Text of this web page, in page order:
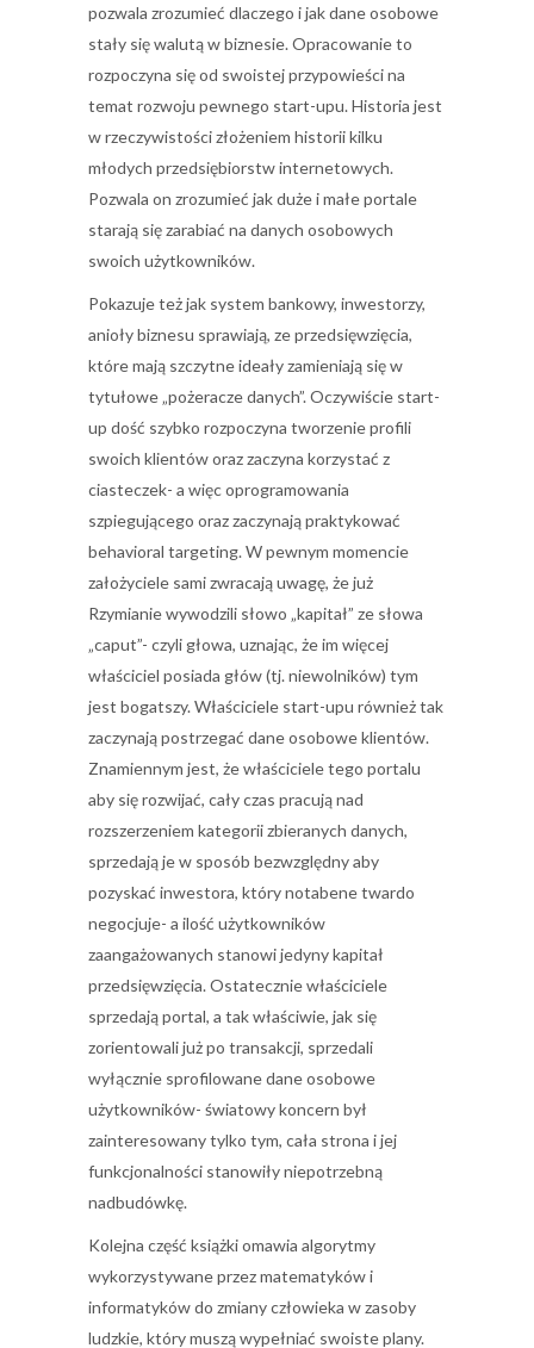
pozwala zrozumieć dlaczego i jak dane osobowe
stały się walutą w biznesie. Opracowanie to
rozpoczyna się od swoistej przypowieści na
temat rozwoju pewnego start-upu. Historia jest
w rzeczywistości złożeniem historii kilku
młodych przedsiębiorstw internetowych.
Pozwala on zrozumieć jak duże i małe portale
starają się zarabiać na danych osobowych
swoich użytkowników.
Pokazuje też jak system bankowy, inwestorzy,
anioły biznesu sprawiają, ze przedsięwzięcia,
które mają szczytne ideały zamieniają się w
tytułowe „pożeracze danych”. Oczywiście start-
up dość szybko rozpoczyna tworzenie profili
swoich klientów oraz zaczyna korzystać z
ciasteczek- a więc oprogramowania
szpiegującego oraz zaczynają praktykować
behavioral targeting. W pewnym momencie
założyciele sami zwracają uwagę, że już
Rzymianie wywodzili słowo „kapitał” ze słowa
„caput”- czyli głowa, uznając, że im więcej
właściciel posiada głów (tj. niewolników) tym
jest bogatszy. Właściciele start-upu również tak
zaczynają postrzegać dane osobowe klientów.
Znamiennym jest, że właściciele tego portalu
aby się rozwijać, cały czas pracują nad
rozszerzeniem kategorii zbieranych danych,
sprzedają je w sposób bezwzględny aby
pozyskać inwestora, który notabene twardo
negocjuje- a ilość użytkowników
zaangażowanych stanowi jedyny kapitał
przedsięwzięcia. Ostatecznie właściciele
sprzedają portal, a tak właściwie, jak się
zorientowali już po transakcji, sprzedali
wyłącznie sprofilowane dane osobowe
użytkowników- światowy koncern był
zainteresowany tylko tym, cała strona i jej
funkcjonalności stanowiły niepotrzebną
nadbudówkę.
Kolejna część książki omawia algorytmy
wykorzystywane przez matematyków i
informatyków do zmiany człowieka w zasoby
ludzkie, który muszą wypełniać swoiste plany.